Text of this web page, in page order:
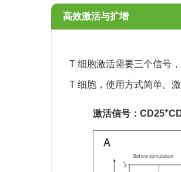
高效激活与扩增
T 细胞激活需要三个信号
T 细胞，使用方式简单。
激活信号：CD25+